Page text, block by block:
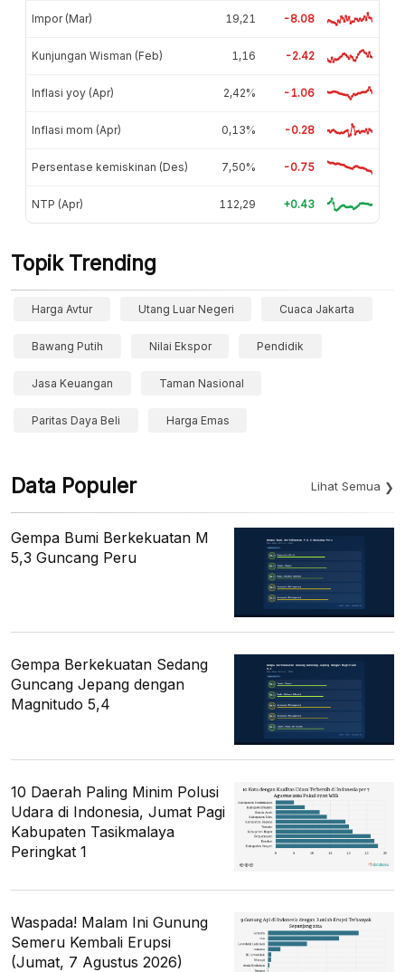
Impor (Mar) 19,21 -8.08
Kunjungan Wisman (Feb) 1,16 -2.42
Inflasi yoy (Apr) 2,42% -1.06
Inflasi mom (Apr) 0,13% -0.28
Persentase kemiskinan (Des) 7,50% -0.75
NTP (Apr) 112,29 +0.43
Topik Trending
Harga Avtur Utang Luar Negeri Cuaca Jakarta
Bawang Putih Nilai Ekspor Pendidik
Jasa Keuangan Taman Nasional
Paritas Daya Beli Harga Emas
Data Populer Lihat Semua
Gempa Bumi Berkekuatan M
5,3 Guncang Peru
Gempa Berkekuatan Sedang
Guncang Jepang dengan
Magnitudo 5,4
10 Daerah Paling Minim Polusi
Udara di Indonesia, Jumat Pagi
Kabupaten Tasikmalaya
Peringkat 1
Waspada! Malam Ini Gunung
Semeru Kembali Erupsi
(Jumat, 7 Agustus 2026)